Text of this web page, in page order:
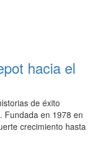
hacia el
de éxito
Fundada en 1978 en
crecimiento hasta